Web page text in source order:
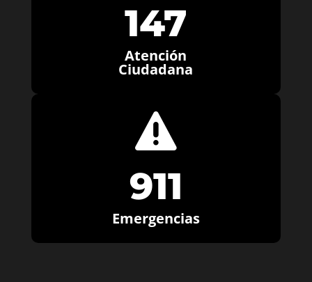
147
Atención
Ciudadana

911
Emergencias